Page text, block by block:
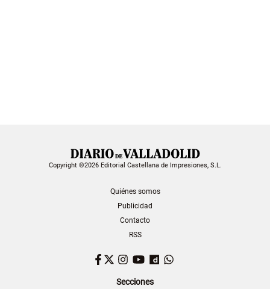
Copyright ©2026 Editorial Castellana de Impresiones, S.L.
Quiénes somos
Publicidad
Contacto
RSS
Facebook
TwitterInstagram
YouTubeDailymotion
Secciones